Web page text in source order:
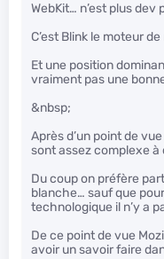
WebKit… n’est plus dev
C’est Blink le moteur
Et une position
vraiment pas une
&nbsp;
Après d’un point de
sont assez complexe à
Du coup on préfère
blanche… sauf que
technologique il n’y a
De ce point de vue
avoir un savoir faire